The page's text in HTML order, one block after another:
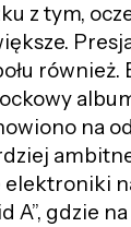
z tym,
również.
na
A”, gdzie